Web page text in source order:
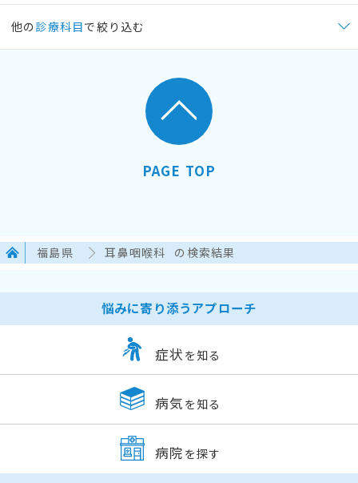
他の 診療科目で絞り込む
PAGE TOP
福島県 耳鼻咽喉科 の検索結果
悩みに寄り添うアプローチ
症状 を知る
病気 を知る
病院 を探す